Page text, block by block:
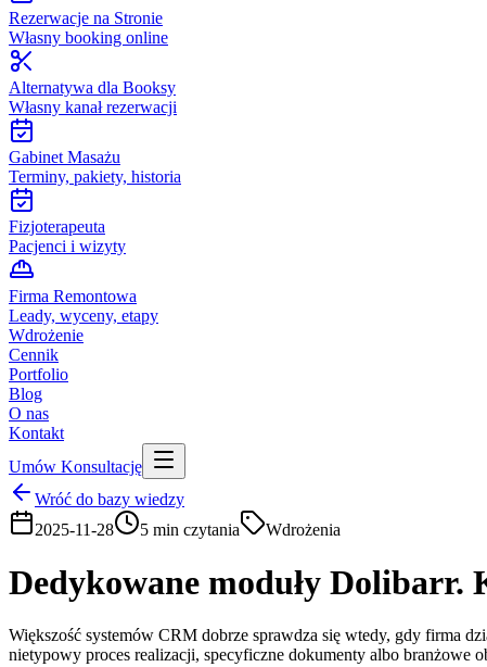
Rezerwacje na Stronie
Własny booking online
Alternatywa dla Booksy
Własny kanał rezerwacji
Gabinet Masażu
Terminy, pakiety, historia
Fizjoterapeuta
Pacjenci i wizyty
Firma Remontowa
Leady, wyceny, etapy
Wdrożenie
Cennik
Portfolio
Blog
O nas
Kontakt
Umów Konsultację
Wróć do bazy wiedzy
2025-11-28
5 min czytania Wdrożenia
Dedykowane moduły
Większość systemów CRM dobrze sprawdza się wtedy, gdy firma
nietypowy proces realizacji, specyficzne dokumenty albo branżowe